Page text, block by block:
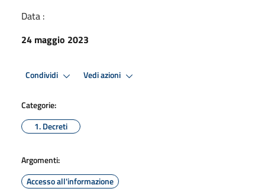
Data :
24 maggio 2023
Condividi Vedi azioni
Categorie:
1. Decreti
Argomenti:
Accesso all'informazione